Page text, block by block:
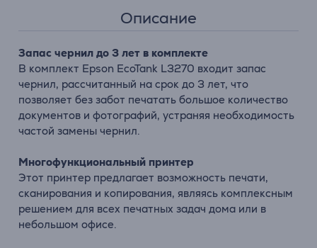
Описание
Запас чернил до 3 лет в комплекте
В комплект Epson EcoTank L3270 входит запас
чернил, рассчитанный на срок до 3 лет, что
позволяет без забот печатать большое количество
документов и фотографий, устраняя необходимость
частой замены чернил.
Многофункциональный принтер
Этот принтер предлагает возможность печати,
сканирования и копирования, являясь комплексным
решением для всех печатных задач дома или в
небольшом офисе.